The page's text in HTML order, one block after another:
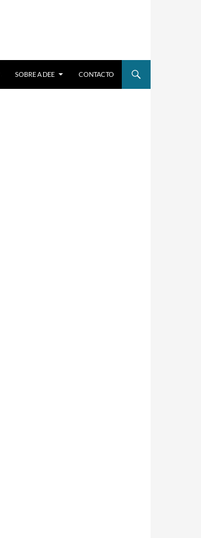
SOBRE A DEE CONTACTO